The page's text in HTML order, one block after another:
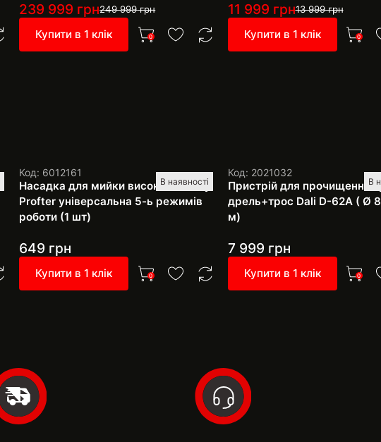
239 999 грн249 999грн
Купити в 1 клік 0
11 999 грн13 999грн
Купити в 1 клік 0
В наявності
Код: 6012161
Насадка для мийки високого тиску
Profter універсальна 5-ь режимів
роботи (1 шт)
649 грн
Купити в 1 клік 0
В
Код: 2021032
Пристрій для прочищення
дрель+трос Dali D-62A ( Ø
м)
7 999 грн
Купити в 1 клік 0